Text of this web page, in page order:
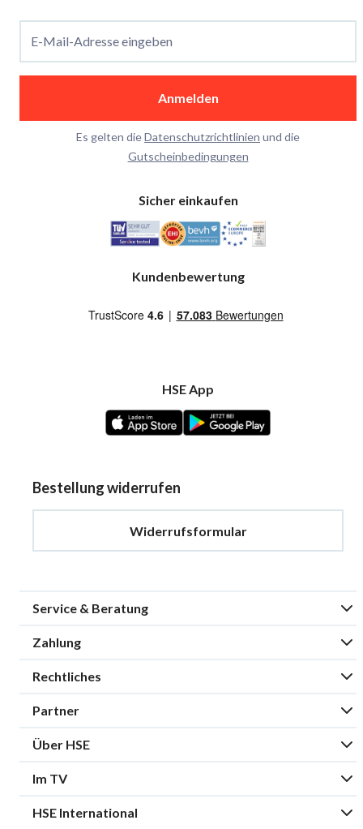
E-Mail-Adresse eingeben
Anmelden
Es gelten dieDatenschutzrichtlinien und die
Gutscheinbedingungen
Sicher einkaufen
Kundenbewertung
HSE App
Bestellung widerrufen
Widerrufsformular
Service & Beratung
Zahlung
Rechtliches
Partner
Über HSE
Im TV
HSE International